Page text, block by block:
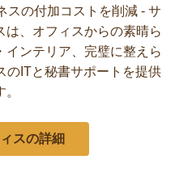
スの付加コストを削減 - サ
は、オフィスからの素晴ら
インテリア、完璧に整えら
のITと秘書サポートを提供
スの詳細